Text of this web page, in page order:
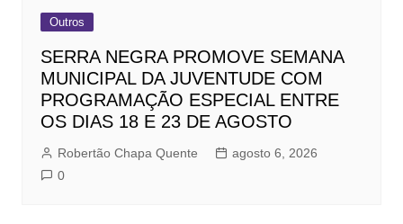
Outros
SERRA NEGRA PROMOVE SEMANA
MUNICIPAL DA JUVENTUDE COM
PROGRAMAÇÃO ESPECIAL ENTRE
OS DIAS 18 E 23 DE AGOSTO
Robertão Chapa Quente
agosto 6, 2026
0